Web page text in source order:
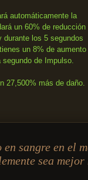
automáticamente la
un 60% de reducción
los 5 segundos
un 8% de aumento
de Impulso.
27,500% más de daño.
sangre en el
sea